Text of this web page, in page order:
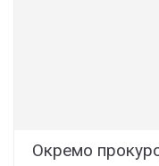
Окремо